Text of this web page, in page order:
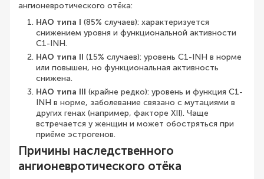
ангионевротического отёка:
НАО типа I (85% случаев): характеризуется
снижением уровня и функциональной активности
C1-INH.
НАО типа II (15% случаев): уровень C1-INH в норме
или повышен, но функциональная активность
снижена.
НАО типа III (крайне редко): уровень и функция C1-
INH в норме, заболевание связано с мутациями в
других генах (например, факторе XII). Чаще
встречается у женщин и может обостряться при
приёме эстрогенов.
Причины наследственного
ангионевротического отёка